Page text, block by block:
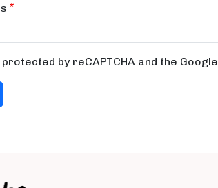
by reCAPTCHA and the Google